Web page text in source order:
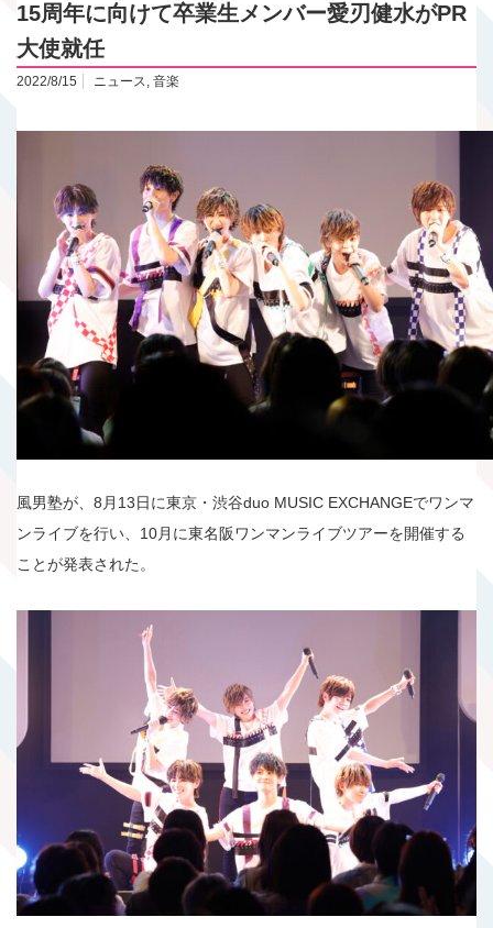
15周年に向けて卒業生メンバー愛刃健水がPR
大使就任
2022/8/15 ニュース, 音楽
風男塾が、8月13日に東京・渋谷duo MUSIC EXCHANGEでワンマ
ンライブを行い、10月に東名阪ワンマンライブツアーを開催する
ことが発表された。